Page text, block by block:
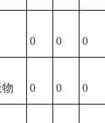
0 0 0
0 0 0